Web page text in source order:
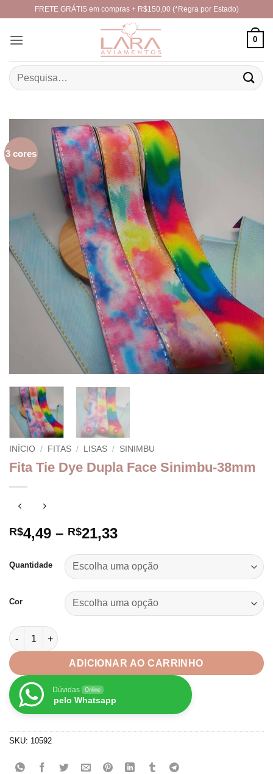
content
FRETE GRÁTIS em compras + R$150,00 (*Regra por Estado)
0
Pesquisar
por:
3 cores
INÍCIO / FITAS / LISAS / SINIMBU
Fita Tie Dye Dupla Face Sinimbu-38mm
R$4,49 – R$21,33Faixa
preço:
R$4,49
através
R$21,33
Quantidade
Cor
Fita Tie Dye Dupla Face Sinimbu-38mm quantidade
ADICIONAR AO CARRINHO
Dúvidas Online
pelo Whatsapp
SKU: 10592